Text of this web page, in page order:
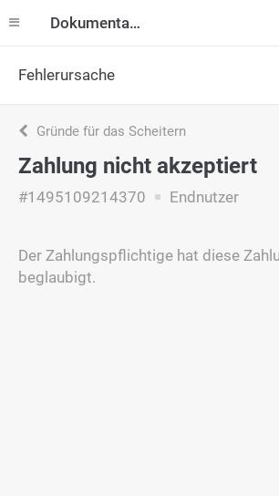
Dokumentation
Fehlerursache
Gründe für das Scheitern
Zahlung nicht akzeptiert
#1495109214370 Endnutzer
Der Zahlungspflichtige hat diese
beglaubigt.